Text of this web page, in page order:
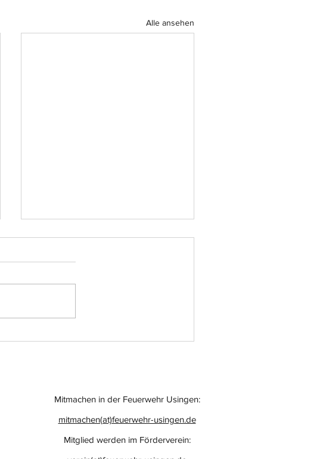
Alle ansehen
Mitmachen in der Feuerwehr Usingen:
mitmachen(at)feuerwehr-usingen.de
Mitglied werden im Förderverein: